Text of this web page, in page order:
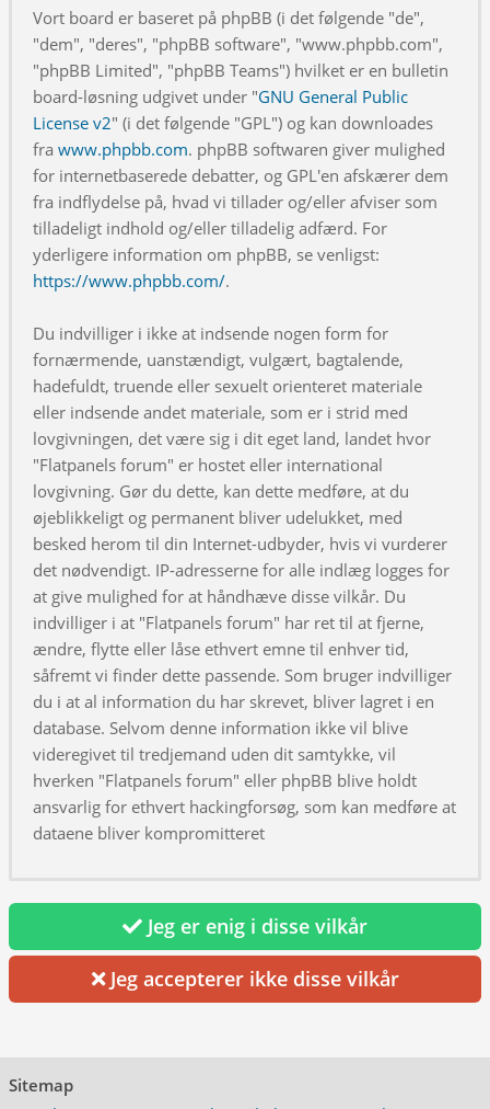
Vort board er baseret på phpBB (i det følgende "de",
"dem", "deres", "phpBB software", "www.phpbb.com",
"phpBB Limited", "phpBB Teams") hvilket er en bulletin
board-løsning udgivet under "GNU General Public
License v2" (i det følgende "GPL") og kan downloades
fra www.phpbb.com. phpBB softwaren giver mulighed
for internetbaserede debatter, og GPL'en afskærer dem
fra indflydelse på, hvad vi tillader og/eller afviser som
tilladeligt indhold og/eller tilladelig adfærd. For
yderligere information om phpBB, se venligst:
https://www.phpbb.com/.
Du indvilliger i ikke at indsende nogen form for
fornærmende, uanstændigt, vulgært, bagtalende,
hadefuldt, truende eller sexuelt orienteret materiale
eller indsende andet materiale, som er i strid med
lovgivningen, det være sig i dit eget land, landet hvor
"Flatpanels forum" er hostet eller international
lovgivning. Gør du dette, kan dette medføre, at du
øjeblikkeligt og permanent bliver udelukket, med
besked herom til din Internet-udbyder, hvis vi vurderer
det nødvendigt. IP-adresserne for alle indlæg logges for
at give mulighed for at håndhæve disse vilkår. Du
indvilliger i at "Flatpanels forum" har ret til at fjerne,
ændre, flytte eller låse ethvert emne til enhver tid,
såfremt vi finder dette passende. Som bruger indvilliger
du i at al information du har skrevet, bliver lagret i en
database. Selvom denne information ikke vil blive
videregivet til tredjemand uden dit samtykke, vil
hverken "Flatpanels forum" eller phpBB blive holdt
ansvarlig for ethvert hackingforsøg, som kan medføre at
dataene bliver kompromitteret
Jeg er enig i disse vilkår
Jeg accepterer ikke disse vilkår
Sitemap